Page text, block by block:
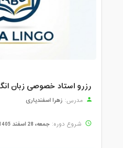
مدرس: زهرا اسفندیاری
شروع دوره: جمعه، 28 اسفند 1405